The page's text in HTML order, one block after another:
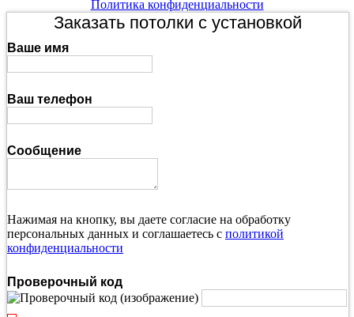
Политика конфиденциальности
Заказать потолки с установкой
Ваше имя
Ваш телефон
Сообщение
Нажимая на кнопку, вы даете согласие на обработку
персональных данных и соглашаетесь с политикой
конфиденциальности
Проверочный код